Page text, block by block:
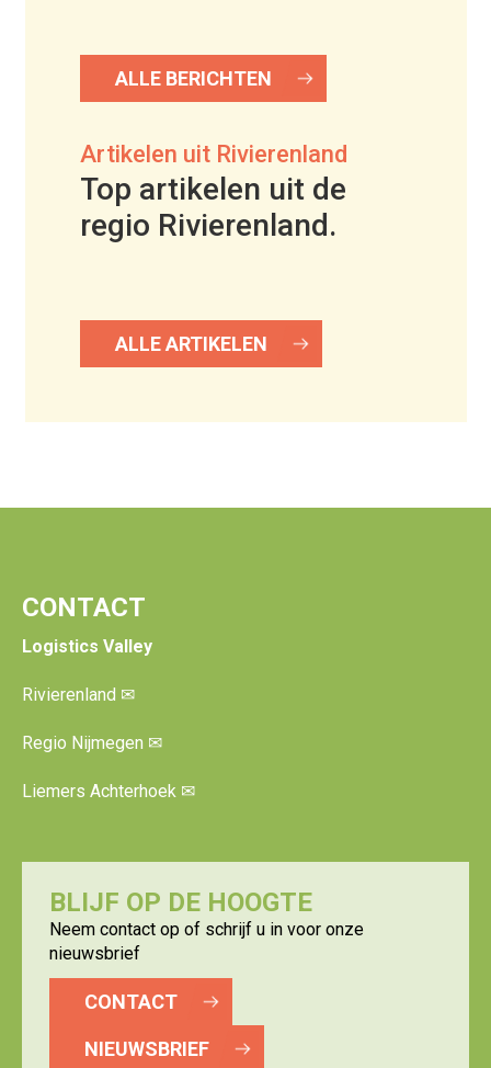
ALLE BERICHTEN
Artikelen uit Rivierenland
Top artikelen uit de
regio Rivierenland.
ALLE ARTIKELEN
CONTACT
Logistics Valley
Rivierenland ✉
Regio Nijmegen ✉
Liemers Achterhoek ✉
BLIJF OP DE HOOGTE
Neem contact op of schrijf u in voor onze
nieuwsbrief
CONTACT
NIEUWSBRIEF